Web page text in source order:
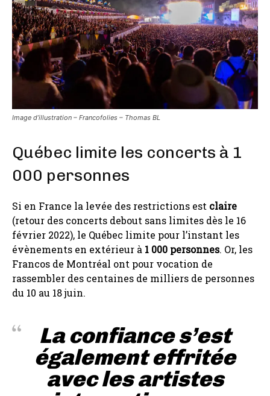
Image d’illustration – Francofolies – Thomas BL
Québec limite les concerts à 1
000 personnes
Si en France la levée des restrictions est claire
(retour des concerts debout sans limites dès le 16
février 2022), le Québec limite pour l’instant les
évènements en extérieur à 1 000 personnes. Or, les
Francos de Montréal ont pour vocation de
rassembler des centaines de milliers de personnes
du 10 au 18 juin.
La confiance s’est
également effritée
avec les artistes